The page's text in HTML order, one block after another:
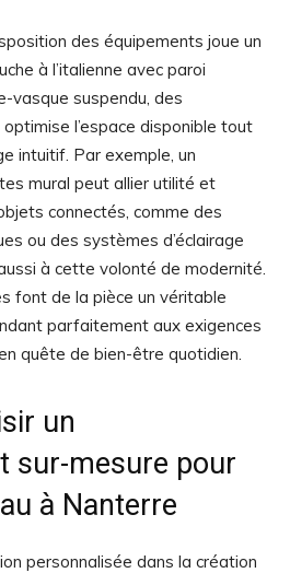
des équipements joue un
à l’italienne avec paroi
vasque suspendu, des
l’espace disponible tout
intuitif. Par exemple, un
mural peut allier utilité et
connectés, comme des
ou des systèmes d’éclairage
à cette volonté de modernité.
font de la pièce un véritable
parfaitement aux exigences
quête de bien-être quotidien.
un
sur-mesure pour
à Nanterre
personnalisée dans la création